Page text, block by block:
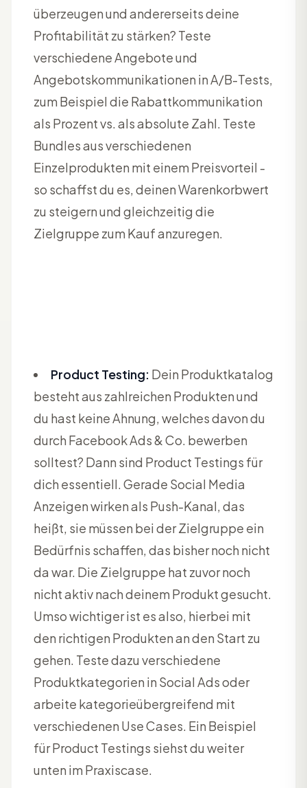
überzeugen und andererseits deine
Profitabilität zu stärken? Teste
verschiedene Angebote und
Angebotskommunikationen in A/B-Tests,
zum Beispiel die Rabattkommunikation
als Prozent vs. als absolute Zahl. Teste
Bundles aus verschiedenen
Einzelprodukten mit einem Preisvorteil -
so schaffst du es, deinen Warenkorbwert
zu steigern und gleichzeitig die
Zielgruppe zum Kauf anzuregen.
Product Testing: Dein Produktkatalog
besteht aus zahlreichen Produkten und
du hast keine Ahnung, welches davon du
durch Facebook Ads & Co. bewerben
solltest? Dann sind Product Testings für
dich essentiell. Gerade Social Media
Anzeigen wirken als Push-Kanal, das
heißt, sie müssen bei der Zielgruppe ein
Bedürfnis schaffen, das bisher noch nicht
da war. Die Zielgruppe hat zuvor noch
nicht aktiv nach deinem Produkt gesucht.
Umso wichtiger ist es also, hierbei mit
den richtigen Produkten an den Start zu
gehen. Teste dazu verschiedene
Produktkategorien in Social Ads oder
arbeite kategorieübergreifend mit
verschiedenen Use Cases. Ein Beispiel
für Product Testings siehst du weiter
unten im Praxiscase.